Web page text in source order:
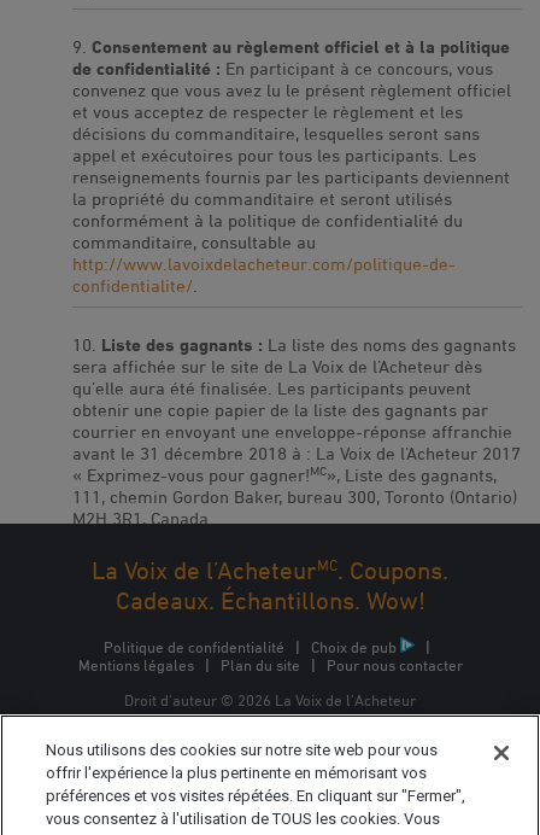
Consentement au règlement officiel et à la politique
de confidentialité : En participant à ce concours, vous
convenez que vous avez lu le présent règlement officiel
et vous acceptez de respecter le règlement et les
décisions du commanditaire, lesquelles seront sans
appel et exécutoires pour tous les participants. Les
renseignements fournis par les participants deviennent
la propriété du commanditaire et seront utilisés
conformément à la politique de confidentialité du
commanditaire, consultable au
http://www.lavoixdelacheteur.com/politique-de-
confidentialite/.
Liste des gagnants : La liste des noms des gagnants
sera affichée sur le site de La Voix de l’Acheteur dès
qu’elle aura été finalisée. Les participants peuvent
obtenir une copie papier de la liste des gagnants par
courrier en envoyant une enveloppe-réponse affranchie
avant le 31 décembre 2018 à : La Voix de l’Acheteur 2017
« Exprimez-vous pour gagner!MC», Liste des gagnants,
111, chemin Gordon Baker, bureau 300, Toronto (Ontario)
M2H 3R1, Canada.
La Voix de l’AcheteurMC. Coupons.
Cadeaux. Échantillons. Wow!
Politique de confidentialité | Choix de pub
|
Mentions légales
| Plan du site | Pour nous contacter
Droit d'auteur © 2026 La Voix de l'Acheteur
d'Epsilon Interactive CA, ULC, propriété d'Epsilon Data
Management, LLC.
Nous utilisons des cookies sur notre site web pour vous
offrir l'expérience la plus pertinente en mémorisant vos
préférences et vos visites répétées. En cliquant sur "Fermer",
vous consentez à l'utilisation de TOUS les cookies. Vous